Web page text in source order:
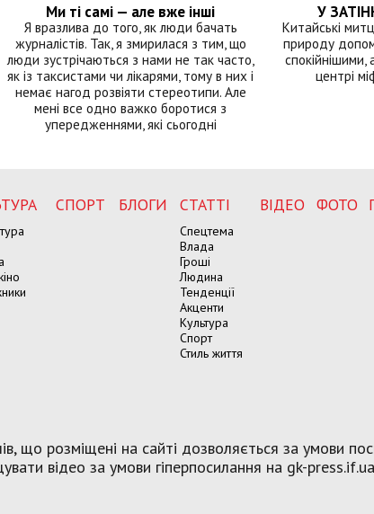
Ми ті самі — але вже інші
Я вразлива до того, як люди бачать
журналістів. Так, я змирилася з тим, що
люди зустрічаються з нами не так часто,
як із таксистами чи лікарями, тому в них і
немає нагод розвіяти стереотипи. Але
мені все одно важко боротися з
упередженнями, які сьогодні
У
Китайські
природу
центрі
СПОРТ БЛОГИ СТАТТІ
Спецтема
Влада
Гроші
Людина
Тенденції
Акценти
Культура
Спорт
Стиль життя
ВІДЕО ФОТО
що розміщені на сайті дозволяється за умови
відео за умови гіперпосилання на gk-